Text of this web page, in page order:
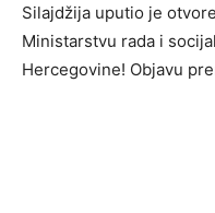
Silajdžija uputio je
Ministarstvu rada i
Hercegovine! Objavu